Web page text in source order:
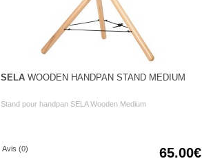
SELAWOODEN HANDPAN STAND MEDIUM
Stand pour handpan SELA Wooden Medium
Avis (0) 65.00